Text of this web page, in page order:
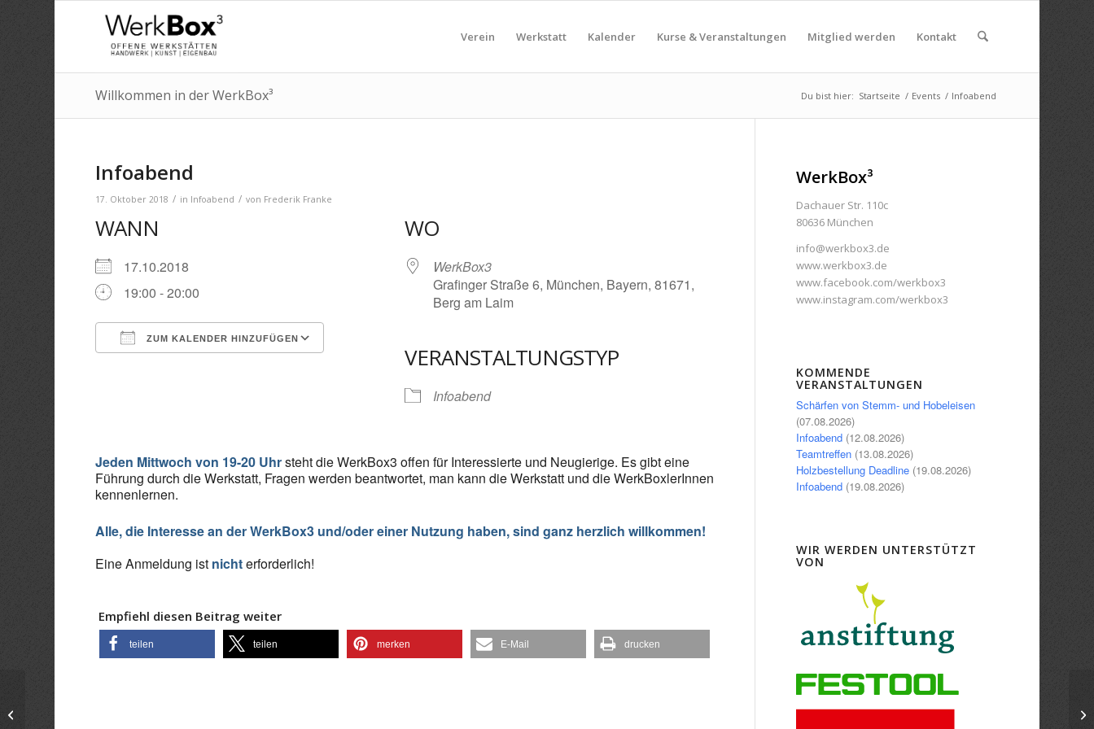
Verein Werkstatt Kalender Kurse & Veranstaltungen Mitglied werden Kontakt
Willkommen in der WerkBox³ Du bist hier: Startseite / Events / Infoabend
Infoabend
17. Oktober 2018 / in Infoabend / von Frederik Franke
WANN
17.10.2018
19:00 - 20:00
ZUM KALENDER HINZUFÜGEN
Google Kalender iCalendar Office 365
WO
WerkBox3
Grafinger Straße 6, München, Bayern, 81671,
Berg am Laim
VERANSTALTUNGSTYP
Infoabend
Jeden Mittwoch von 19-20 Uhrsteht die WerkBox3 offen für Interessierte und Neugierige. Es gibt eine
Führung durch die Werkstatt, Fragen werden beantwortet, man kann die Werkstatt und die WerkBoxlerInnen
kennenlernen.
Alle, die Interesse an der WerkBox3 und/oder einer Nutzung haben, sind ganz herzlich willkommen!
Eine Anmeldung ist nichterforderlich!
Empfiehl diesen Beitrag weiter
teilen teilen merken E-Mail drucken
WerkBox³
Dachauer Str. 110c
80636 München
info@werkbox3.de
www.werkbox3.de
www.facebook.com/werkbox3
www.instagram.com/werkbox3
KOMMENDE
VERANSTALTUNGEN
Schärfen von Stemm- und Hobeleisen
(07.08.2026)
Infoabend (12.08.2026)
Teamtreffen (13.08.2026)
Holzbestellung Deadline (19.08.2026)
Infoabend (19.08.2026)
WIR WERDEN UNTERSTÜTZT
VON